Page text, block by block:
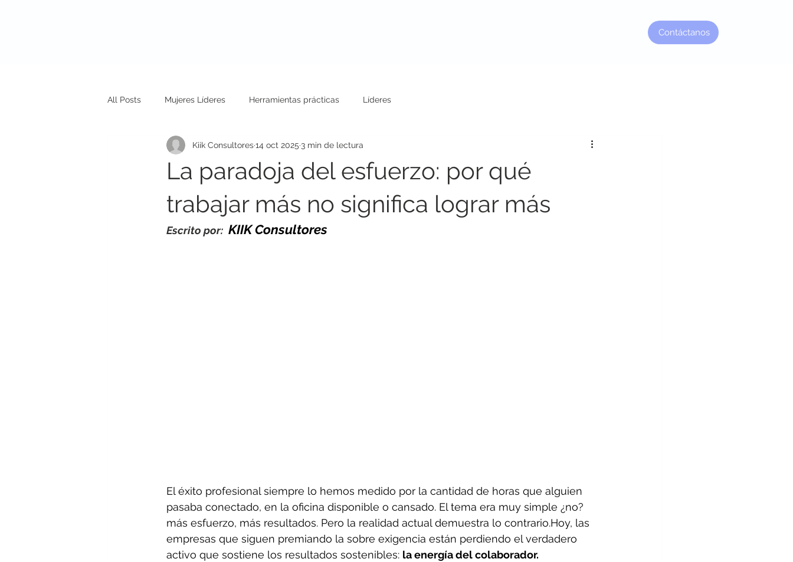
Contáctanos
All Posts Mujeres Líderes Herramientas prácticas Líderes
La paradoja del esfuerzo: por qué
trabajar más no significa lograr más
Kiik Consultores14 oct 2025 3 min de lectura
Escrito por: KIIK Consultores
El éxito profesional siempre lo hemos medido por la cantidad de horas que alguien
pasaba conectado, en la oficina disponible o cansado. El tema era muy simple ¿no?
más esfuerzo, más resultados. Pero la realidad actual demuestra lo contrario.Hoy, las
empresas que siguen premiando la sobre exigencia están perdiendo el verdadero
activo que sostiene los resultados sostenibles: la energía del colaborador.